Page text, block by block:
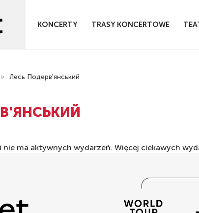
KONCERTY TRASY KONCERTOWE
» Лесь Подерв'янський
nie ma aktywnych wydarzeń. Więcej ciekawych